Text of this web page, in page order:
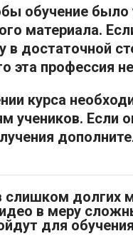
обучение
материала.
в достаточной
эта профессия
курса
учеников. Если
слишком долгих
в меру
для